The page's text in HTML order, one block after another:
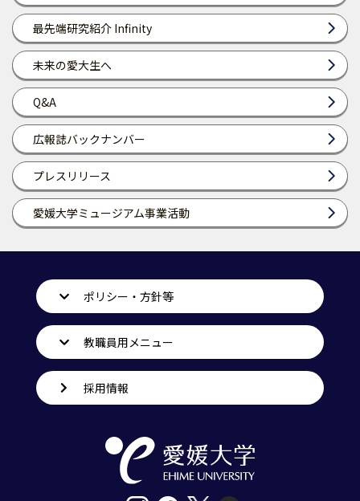
最先端研究紹介 Infinity
未来の愛大生へ
Q&A
広報誌バックナンバー
プレスリリース
愛媛大学ミュージアム事業活動
ポリシー・方針等
教職員用メニュー
採用情報